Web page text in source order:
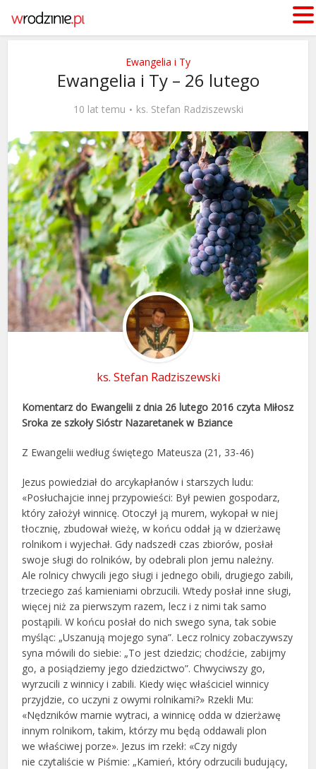
Ewangelia i Ty
Ewangelia i Ty – 26 lutego
10 lat temu ks. Stefan Radziszewski
ks. Stefan Radziszewski
Komentarz do Ewangelii z dnia 26 lutego 2016 czyta Miłosz
Sroka ze szkoły Sióstr Nazaretanek w Bziance
Z Ewangelii według świętego Mateusza (21, 33-46)
Jezus powiedział do arcykapłanów i starszych ludu:
«Posłuchajcie innej przypowieści: Był pewien gospodarz,
który założył winnicę. Otoczył ją murem, wykopał w niej
tłocznię, zbudował wieżę, w końcu oddał ją w dzierżawę
rolnikom i wyjechał. Gdy nadszedł czas zbiorów, posłał
swoje sługi do rolników, by odebrali plon jemu należny.
Ale rolnicy chwycili jego sługi i jednego obili, drugiego zabili,
trzeciego zaś kamieniami obrzucili. Wtedy posłał inne sługi,
więcej niż za pierwszym razem, lecz i z nimi tak samo
postąpili. W końcu posłał do nich swego syna, tak sobie
myśląc: „Uszanują mojego syna”. Lecz rolnicy zobaczywszy
syna mówili do siebie: „To jest dziedzic; chodźcie, zabijmy
go, a posiądziemy jego dziedzictwo”. Chwyciwszy go,
wyrzucili z winnicy i zabili. Kiedy więc właściciel winnicy
przyjdzie, co uczyni z owymi rolnikami?» Rzekli Mu:
«Nędzników marnie wytraci, a winnicę odda w dzierżawę
innym rolnikom, takim, którzy mu będą oddawali plon
we właściwej porze». Jezus im rzekł: «Czy nigdy
nie czytaliście w Piśmie: „Kamień, który odrzucili budujący,